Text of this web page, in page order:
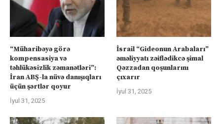
“Müharibəyə görə
kompensasiya və
təhlükəsizlik zəmanətləri”:
İran ABŞ-la nüvə danışıqları
üçün şərtlər qoyur
İyul 31, 2025
İsrail “Gideonun Arabaları”
əməliyyatı zəiflədikcə şimal
Qəzzadan qoşunlarını
çıxarır
İyul 31, 2025